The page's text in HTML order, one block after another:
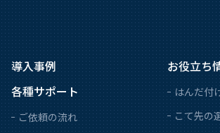
導入事例
各種サポート
ご依頼の流れ
お役立ち
はんだ付
こて先の